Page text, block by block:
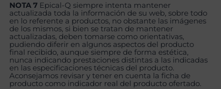
NOTA 7 Epical-Q siempre intenta mantener
actualizada toda la información de su web, sobre todo
en lo referente a productos, no obstante las imágenes
de los mismos, si bien se tratan de mantener
actualizadas, deben tomarse como orientativas,
pudiendo diferir en algunos aspectos del producto
final recibido, aunque siempre de forma estética,
nunca indicando prestaciones distintas a las indicadas
en las especificaciones técnicas del producto.
Aconsejamos revisar y tener en cuenta la ficha de
producto como indicador real del producto ofertado.